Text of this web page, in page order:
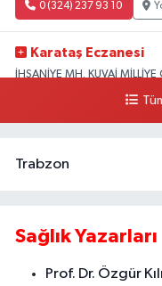
0 (324) 237 93 10
Karataş Eczanesi
İHSANİYE MH. KUVAİ
Trabzon
Sağlık Yazarları
Prof. Dr. Özgür